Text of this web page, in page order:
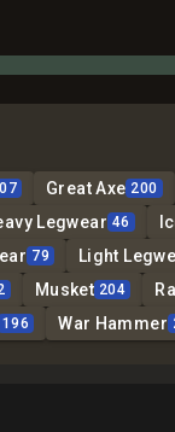
Great Axe 200
Legwear 46
79 Light
Musket 204
196 War Hammer